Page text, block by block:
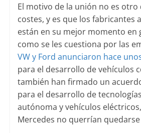
El motivo de la unión no es
costes, y es que los fabricantes
están en su mejor momento en
como se les cuestiona por las
VW y Ford anunciaron hace
para el desarrollo de vehículos
también han firmado un
para el desarrollo de
autónoma y vehículos
Mercedes no querrían